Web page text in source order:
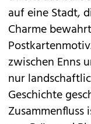
auf eine Stadt,
Charme
zwischen Enns
nur
Geschichte